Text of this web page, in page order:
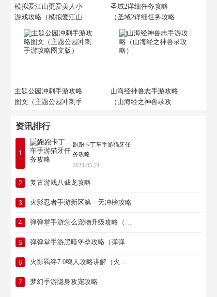
模拟爱江山更爱美人小
游戏攻略（模拟爱江山
更爱美人小游戏攻略大
全）
圣域2详细任务攻略
（圣域2详细任务攻略
图）
主题公园冲刺手游攻略
图文（主题公园冲刺手
山海经神兽志手游攻略
（山海经之神兽录攻
资讯排行
1
跑跑卡丁车手游猫牙任
务攻略
2023-05-21
2 复古游戏八截龙攻略
3 火影忍者手游新区第一天冲榜攻略
4 弹弹堂手游怎么宠物升级攻略（弹弹堂手游宠物等级上限怎么突破）
5 弹弹堂手游黑暗堡垒攻略（弹弹堂黑暗堡垒怎么过）
6 火影羁绊7.0鸣人攻略讲解（火影羁绊7.0鸣人攻略讲解视频）
7 梦幻手游隐身攻宠攻略